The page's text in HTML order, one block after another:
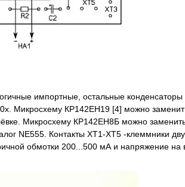
импортные, остальные
Микросхему КР142ЕН19 [4] можно
Микросхему КР142ЕН8Б можно
NE555. Контакты XT1-XT5 -клеммники
обмотки 200...500 мА и напряжение на